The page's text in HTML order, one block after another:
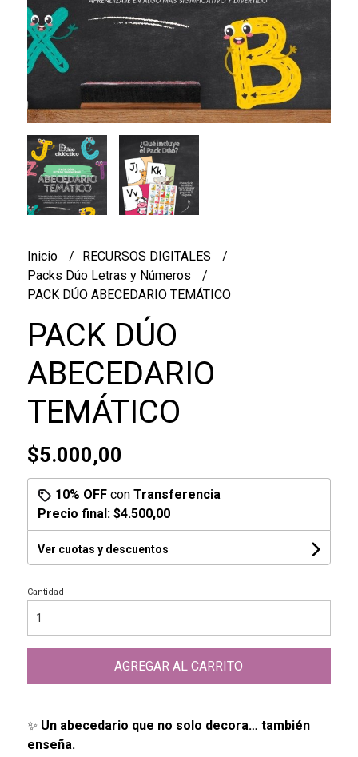
Inicio
RECURSOS DIGITALES
Packs Dúo Letras y Números
PACK DÚO ABECEDARIO TEMÁTICO
PACK DÚO
ABECEDARIO
TEMÁTICO
$5.000,00
10% OFFcon Transferencia
Precio final: $4.500,00
Ver cuotas y descuentos
Cantidad
AGREGAR AL CARRITO
✨ Un abecedario que no solo decora… también
enseña.